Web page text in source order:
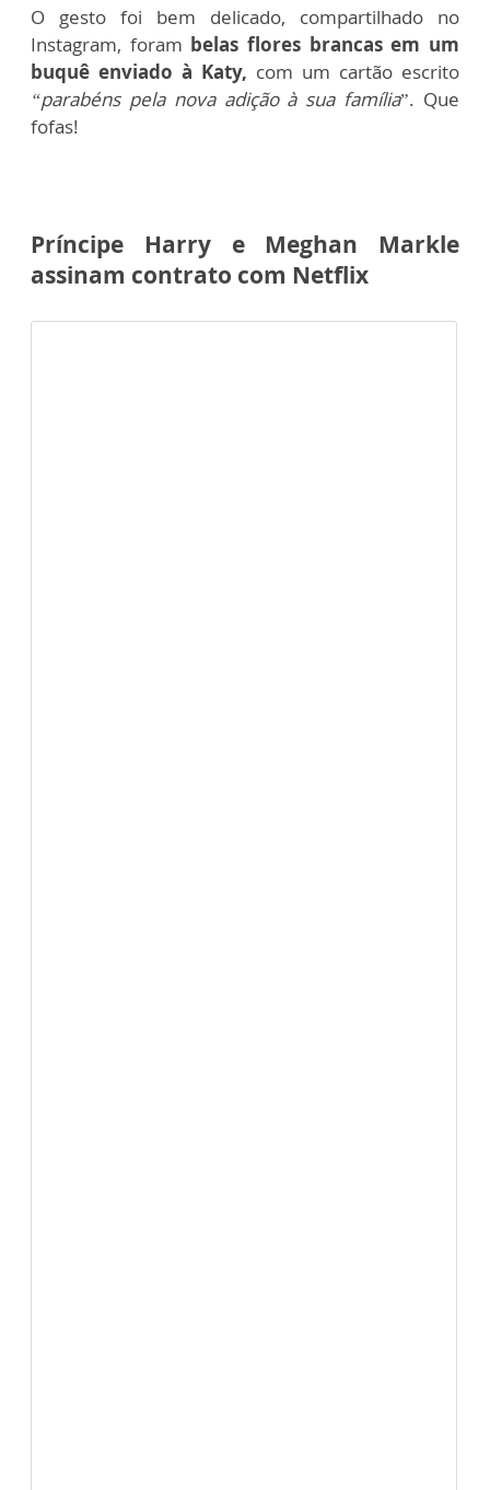
O gesto foi bem delicado, compartilhado no
Instagram, foram belas flores brancas em um
buquê enviado à Katy, com um cartão escrito
“parabéns pela nova adição à sua família”. Que
fofas!
Príncipe Harry e Meghan Markle
assinam contrato com Netflix